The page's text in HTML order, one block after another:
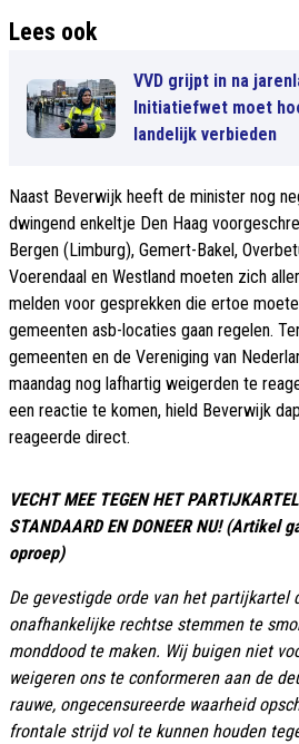
Lees ook
VVD grijpt in na
Initiatiefwet moet
landelijk verbieden
Naast Beverwijk heeft de minister nog
dwingend enkeltje Den Haag
Bergen (Limburg), Gemert-Bakel,
Voerendaal en Westland moeten zich
melden voor gesprekken die ertoe
gemeenten asb-locaties gaan regelen.
gemeenten en de Vereniging van
maandag nog lafhartig weigerden te
een reactie te komen, hield Beverwijk
reageerde direct.
VECHT MEE TEGEN HET
STANDAARD EN DONEER NU! (Artikel
oproep)
De gevestigde orde van het partijkartel
onafhankelijke rechtse stemmen te
monddood te maken. Wij buigen niet
weigeren ons te conformeren aan de
rauwe, ongecensureerde waarheid
frontale strijd vol te kunnen houden